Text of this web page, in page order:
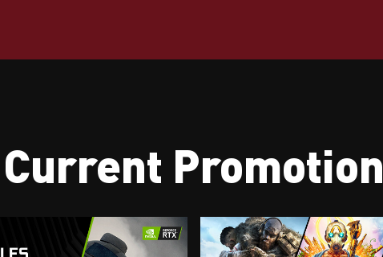
Current Promotion